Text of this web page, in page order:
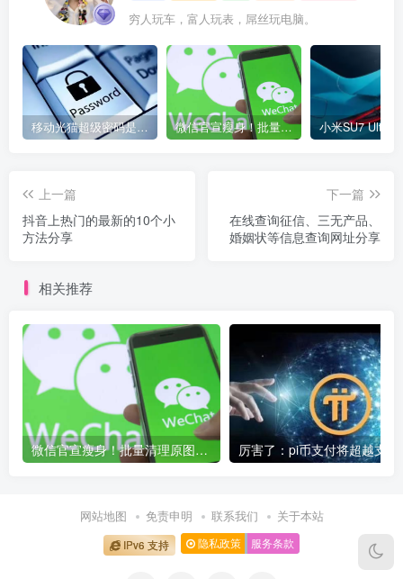
穷人玩车，富人玩表，屌丝玩电脑。
移动光猫超级密码是多少？移动光猫超级管理员后台账号与密码 微信官宣瘦身！批量清理原图新功能来了 安卓、iOS均可使用
上一篇
抖音上热门的最新的10个小
方法分享
下一篇
在线查询征信、三无产品、
婚姻状等信息查询网址分享
相关推荐
微信官宣瘦身！批量清理原图新功能来了 安卓、iOS均可使用
网站地图 免责申明 联系我们 关于本站
IPv6 支持 隐私政策 服务条款